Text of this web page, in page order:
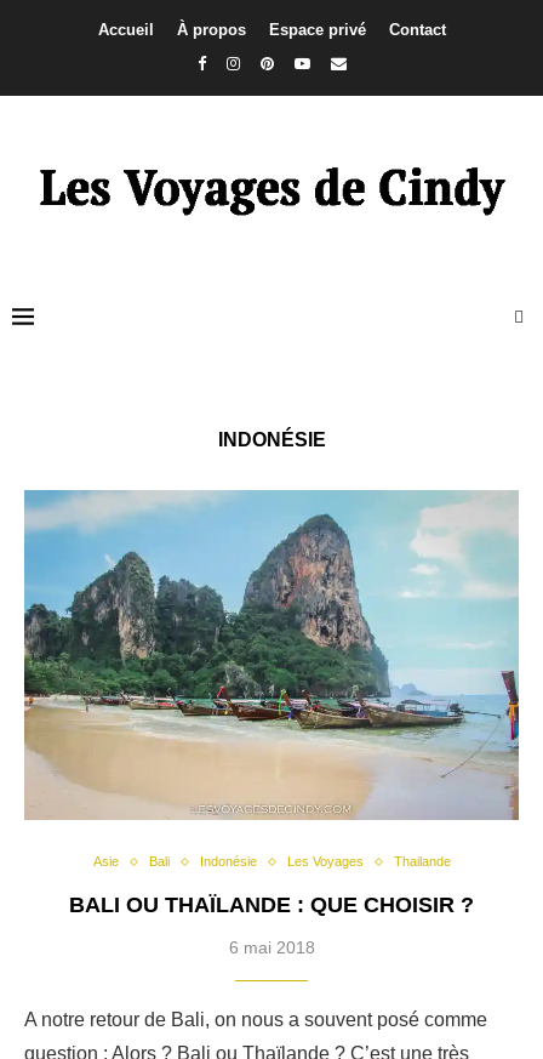
Accueil À propos Espace privé Contact
INDONÉSIE
Asie Bali Indonésie Les Voyages Thailande
BALI OU THAÏLANDE : QUE CHOISIR ?
6 mai 2018
A notre retour de Bali, on nous a souvent posé comme
question : Alors ? Bali ou Thaïlande ? C’est une très